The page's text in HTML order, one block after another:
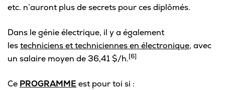
etc. n’auront plus de secrets pour ces diplômés.
Dans le génie électrique, il y a également
lestechniciens et techniciennes en électronique, avec
un salaire moyen de 36,41 $/h.[6]
Ce PROGRAMME est pour toi si :